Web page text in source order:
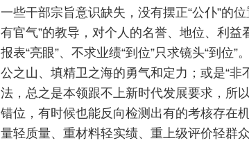
一些干部宗旨意识缺失，没有摆正“公仆”的
有官气”的教导，对个人的名誉、地位、利益
报表“亮眼”、不求业绩“到位”只求镜头“到位
公之山、填精卫之海的勇气和定力；或是“
法，总之是本领跟不上新时代发展要求，所
错位，有时候也能反向检测出有的考核存在
量轻质量、重材料轻实绩、重上级评价轻群众